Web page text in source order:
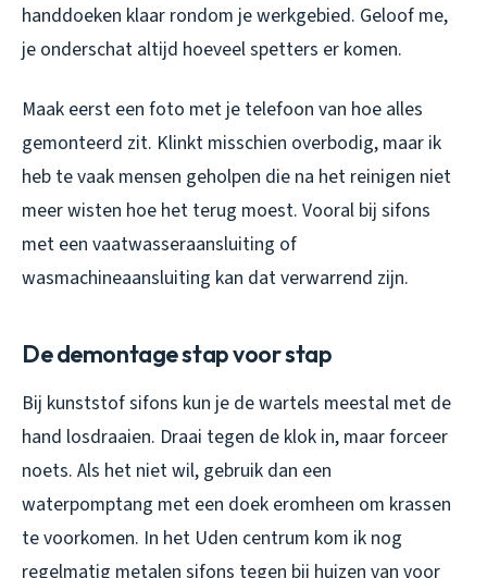
handdoeken klaar rondom je werkgebied. Geloof me,
je onderschat altijd hoeveel spetters er komen.
Maak eerst een foto met je telefoon van hoe alles
gemonteerd zit. Klinkt misschien overbodig, maar ik
heb te vaak mensen geholpen die na het reinigen niet
meer wisten hoe het terug moest. Vooral bij sifons
met een vaatwasseraansluiting of
wasmachineaansluiting kan dat verwarrend zijn.
De demontage stap voor stap
Bij kunststof sifons kun je de wartels meestal met de
hand losdraaien. Draai tegen de klok in, maar forceer
noets. Als het niet wil, gebruik dan een
waterpomptang met een doek eromheen om krassen
te voorkomen. In het Uden centrum kom ik nog
regelmatig metalen sifons tegen bij huizen van voor